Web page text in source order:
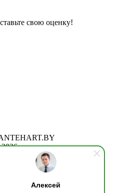
Алексей
свою оценку!
12.02.2015